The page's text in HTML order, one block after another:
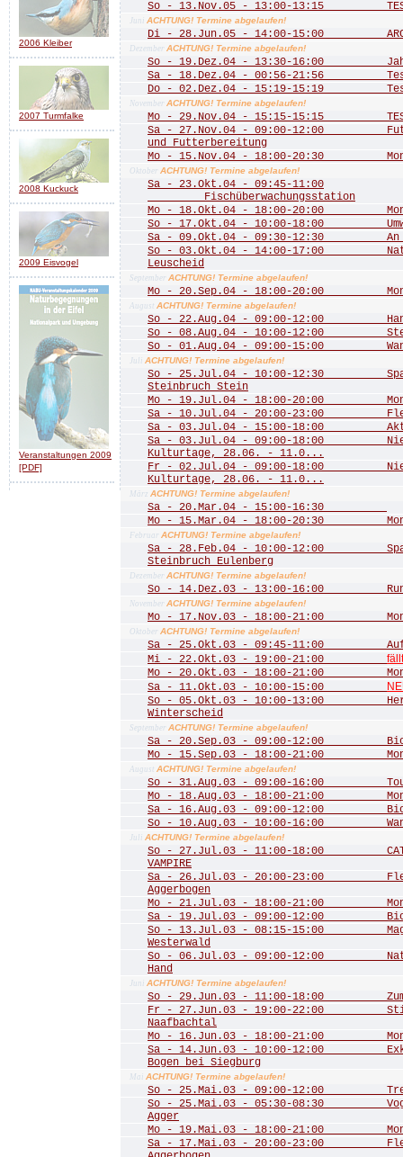
2006 Kleiber
2007 Turmfalke
2008 Kuckuck
2009 Eisvogel
Veranstaltungen 2009
[PDF]
So - 13.Nov.05 - 13:00-13:15
Juni ACHTUNG! Termine abgelaufen!
Di - 28.Jun.05 - 14:00-15:00
Dezember ACHTUNG! Termine abgelaufen!
So - 19.Dez.04 - 13:30-16:00
Sa - 18.Dez.04 - 00:56-21:56
Do - 02.Dez.04 - 15:19-15:19 Test
November ACHTUNG! Termine abgelaufen!
Mo - 29.Nov.04 - 15:15-15:15 TEST
Sa - 27.Nov.04 - 09:00-12:00
und Futterbereitung
Mo - 15.Nov.04 - 18:00-20:30
Oktober ACHTUNG! Termine abgelaufen!
Sa - 23.Okt.04 - 09:45-11:00
Fischüberwachungsstation
Mo - 18.Okt.04 - 18:00-20:00
So - 17.Okt.04 - 10:00-18:00
Sa - 09.Okt.04 - 09:30-12:30 An
So - 03.Okt.04 - 14:00-17:00
Leuscheid
September ACHTUNG! Termine abgelaufen!
Mo - 20.Sep.04 - 18:00-20:00
August ACHTUNG! Termine abgelaufen!
So - 22.Aug.04 - 09:00-12:00
So - 08.Aug.04 - 10:00-12:00
So - 01.Aug.04 - 09:00-15:00
Juli ACHTUNG! Termine abgelaufen!
So - 25.Jul.04 - 10:00-12:30
Steinbruch Stein
Mo - 19.Jul.04 - 18:00-20:00
Sa - 10.Jul.04 - 20:00-23:00
Sa - 03.Jul.04 - 15:00-18:00
Sa - 03.Jul.04 - 09:00-18:00
Kulturtage, 28.06. - 11.0...
Fr - 02.Jul.04 - 09:00-18:00
Kulturtage, 28.06. - 11.0...
März ACHTUNG! Termine abgelaufen!
Sa - 20.Mar.04 - 15:00-16:30
Mo - 15.Mar.04 - 18:00-20:30
Februar ACHTUNG! Termine abgelaufen!
Sa - 28.Feb.04 - 10:00-12:00
Steinbruch Eulenberg
Dezember ACHTUNG! Termine abgelaufen!
So - 14.Dez.03 - 13:00-16:00 Rund
November ACHTUNG! Termine abgelaufen!
Mo - 17.Nov.03 - 18:00-21:00
Oktober ACHTUNG! Termine abgelaufen!
Sa - 25.Okt.03 - 09:45-11:00
Mi - 22.Okt.03 - 19:00-21:00
Mo - 20.Okt.03 - 18:00-21:00
Sa - 11.Okt.03 - 10:00-15:00
So - 05.Okt.03 - 10:00-13:00
Winterscheid
September ACHTUNG! Termine abgelaufen!
Sa - 20.Sep.03 - 09:00-12:00
Mo - 15.Sep.03 - 18:00-21:00
August ACHTUNG! Termine abgelaufen!
So - 31.Aug.03 - 09:00-16:00 Tour
Mo - 18.Aug.03 - 18:00-21:00
Sa - 16.Aug.03 - 09:00-12:00
So - 10.Aug.03 - 10:00-16:00
Juli ACHTUNG! Termine abgelaufen!
So - 27.Jul.03 - 11:00-18:00 CATS
VAMPIRE
Sa - 26.Jul.03 - 20:00-23:00
Aggerbogen
Mo - 21.Jul.03 - 18:00-21:00
Sa - 19.Jul.03 - 09:00-12:00
So - 13.Jul.03 - 08:15-15:00
Westerwald
So - 06.Jul.03 - 09:00-12:00
Hand
Juni ACHTUNG! Termine abgelaufen!
So - 29.Jun.03 - 11:00-18:00 Zum
Fr - 27.Jun.03 - 19:00-22:00
Naafbachtal
Mo - 16.Jun.03 - 18:00-21:00
Sa - 14.Jun.03 - 10:00-12:00
Bogen bei Siegburg
Mai ACHTUNG! Termine abgelaufen!
So - 25.Mai.03 - 09:00-12:00
So - 25.Mai.03 - 05:30-08:30
Agger
Mo - 19.Mai.03 - 18:00-21:00
Sa - 17.Mai.03 - 20:00-23:00